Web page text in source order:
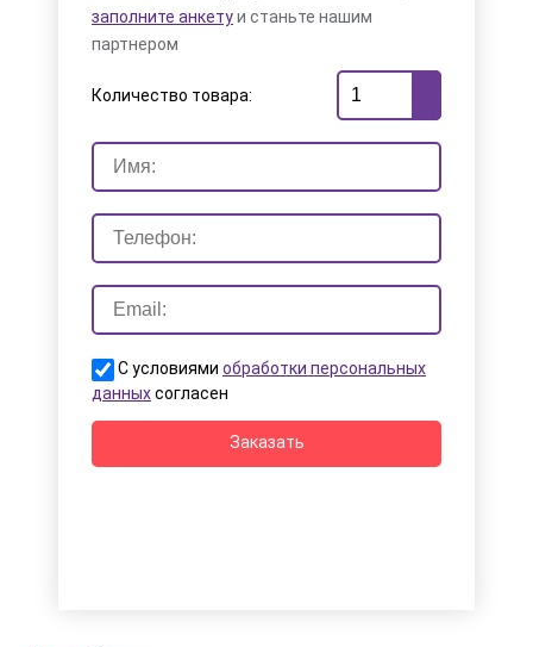
заполните анкетуи станьте нашим
партнером
Количество товара:
С условиями обработки персональных
данныхсогласен
Заказать